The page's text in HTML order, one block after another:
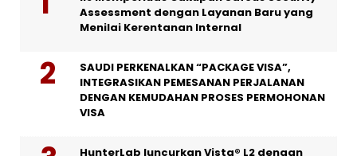
Assessment dengan Layanan Baru yang
Menilai Kerentanan Internal
SAUDI PERKENALKAN “PACKAGE VISA”,
INTEGRASIKAN PEMESANAN PERJALANAN
DENGAN KEMUDAHAN PROSES PERMOHONAN
VISA
HunterLab luncurkan Vista® L2 dengan